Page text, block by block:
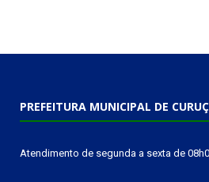
PREFEITURA MUNICIPAL DE
Atendimento de segunda a sexta de